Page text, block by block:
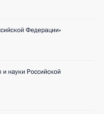
Федерации»
науки Российской